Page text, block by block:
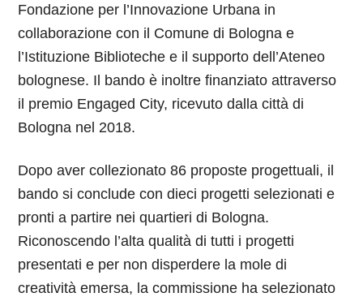
Fondazione per l’Innovazione Urbana in
collaborazione con il Comune di Bologna e
l’Istituzione Biblioteche e il supporto dell’Ateneo
bolognese. Il bando è inoltre finanziato attraverso
il premio Engaged City, ricevuto dalla città di
Bologna nel 2018.
Dopo aver collezionato 86 proposte progettuali, il
bando si conclude con dieci progetti selezionati e
pronti a partire nei quartieri di Bologna.
Riconoscendo l’alta qualità di tutti i progetti
presentati e per non disperdere la mole di
creatività emersa, la commissione ha selezionato